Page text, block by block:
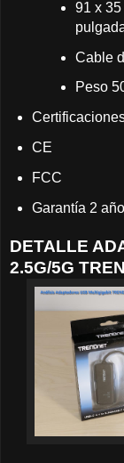
91 x
Cable
Peso
CE
FCC
Garantía 2
DETALLE
2.5G/5G